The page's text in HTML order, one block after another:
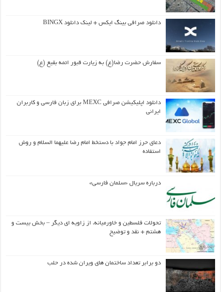
دانلود صرافی بینگ ایکس + لینک دانلود BINGX
سفارش حضرت رضا(ع) به زیارت قبور ائمه بقیع (ع)
دانلود اپلیکیشن صرافی MEXC برای زبان فارسی و کاربران
ایرانی
دعای حرز امام جواد با دستخط امام رضا علیهما السلام و روش
استفاده
درباره سریال «سلمان فارسی»
تحولات فلسطین و خاورمیانه، از زاویه ای دیگر – بخش بیست و
هشتم + نقد و توضیح
دو برابر تعداد ساختمان های ویران شده در حلب